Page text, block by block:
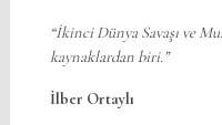
“İkinci Dünya Savaşı ve
kaynaklardan biri.”
İlber Ortaylı